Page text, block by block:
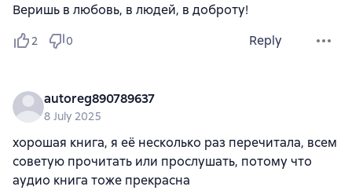
Веришь в любовь, в людей, в доброту!
2 0 Reply
autoreg890789637
8 July 2025
хорошая книга, я её несколько раз перечитала, всем
советую прочитать или прослушать, потому что
аудио книга тоже прекрасна